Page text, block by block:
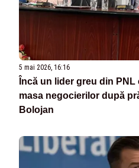
5 mai 2026, 16:16
Încă un lider greu din
masa negocierilor după
Bolojan